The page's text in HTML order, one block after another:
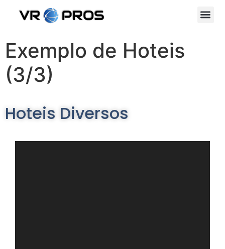
Exemplo de Hoteis
(3/3)
Hoteis Diversos